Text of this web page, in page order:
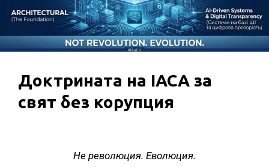
Доктрината на IACA за
свят без корупция
Не революция. Еволюция.